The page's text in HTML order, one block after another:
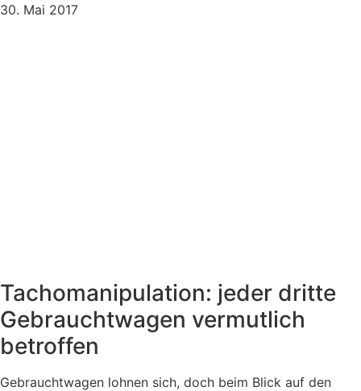
30. Mai 2017
Tachomanipulation: jeder dritte
Gebrauchtwagen vermutlich
betroffen
Gebrauchtwagen lohnen sich, doch beim Blick auf den